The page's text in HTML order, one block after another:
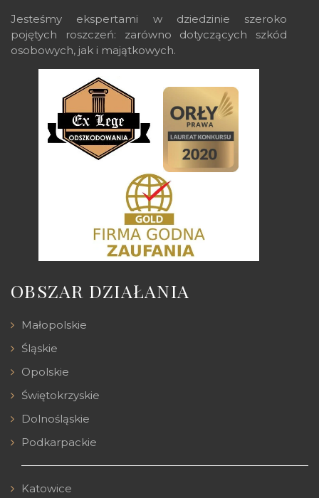
Jesteśmy ekspertami w dziedzinie szeroko
pojętych roszczeń: zarówno dotyczących szkód
osobowych, jak i majątkowych.
OBSZAR DZIAŁANIA
Małopolskie
Śląskie
Opolskie
Świętokrzyskie
Dolnośląskie
Podkarpackie
Katowice